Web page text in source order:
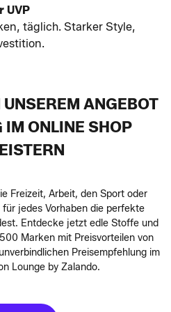
UVP
täglich. Starker Style,
ANGEBOT
IM ONLINE SHOP
Freizeit, Arbeit, den Sport oder
jedes Vorhaben die perfekte
Entdecke jetzt edle Stoffe und
Marken mit Preisvorteilen von
Preisempfehlung im
Lounge by Zalando.